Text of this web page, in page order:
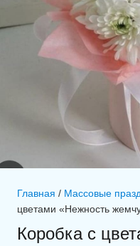
Главная / Массовые
цветами «Нежность
Коробка с